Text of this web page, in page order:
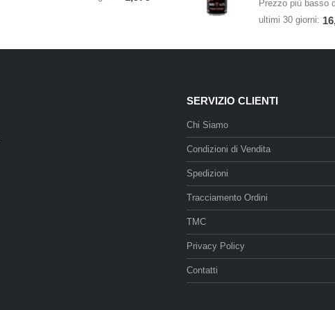
Prezzo più basso
ultimi 30 giorni:
SERVIZIO CLIENTI
Chi Siamo
Condizioni di Vendita
Spedizioni
Tracciamento Ordini
TMC
Privacy Policy
Contatti